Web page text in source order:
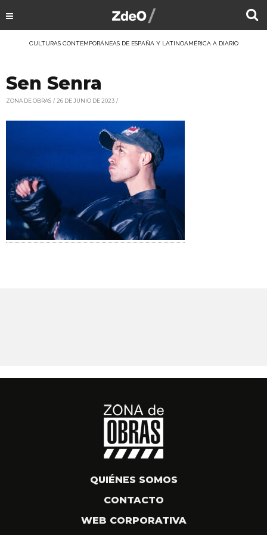
CULTURAS CONTEMPORÁNEAS DE ESPAÑA Y LATINOAMÉRICA A DIARIO
Sen Senra
ZONA DE OBRAS 26 DE JUNIO DE 2023
QUIÉNES SOMOS
CONTACTO
WEB CORPORATIVA